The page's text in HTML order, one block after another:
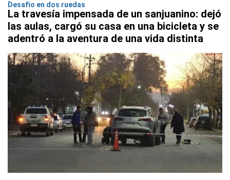
Desafío en dos ruedas
La travesía impensada de un sanjuanino: dejó
las aulas, cargó su casa en una bicicleta y se
adentró a la aventura de una vida distinta